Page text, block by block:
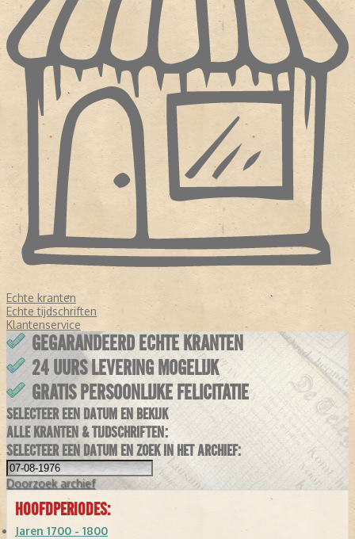
Echte kranten
Echte tijdschriften
Klantenservice
GEGARANDEERD ECHTE KRANTEN
24 UURS LEVERING MOGELIJK
GRATIS PERSOONLIJKE FELICITATIE
SELECTEER EEN DATUM EN BEKIJK
ALLE KRANTEN & TIJDSCHRIFTEN:
SELECTEER EEN DATUM EN ZOEK IN HET ARCHIEF:
Doorzoek archief
HOOFDPERIODES:
Jaren 1700 - 1800